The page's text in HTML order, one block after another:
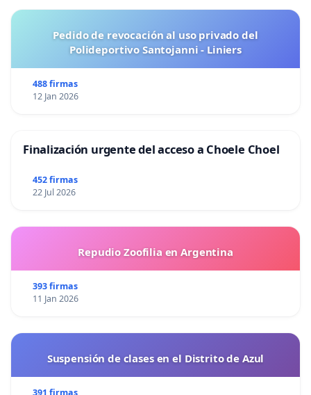
Pedido de revocación al uso privado del
Polideportivo Santojanni - Liniers
488 firmas
12 Jan 2026
Finalización urgente del acceso a Choele Choel
452 firmas
22 Jul 2026
Repudio Zoofilia en Argentina
393 firmas
11 Jan 2026
Suspensión de clases en el Distrito de Azul
391 firmas